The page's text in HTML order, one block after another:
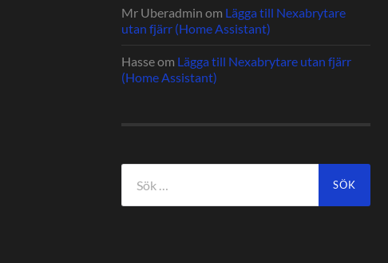
Mr Uberadmin om Lägga till Nexabrytare
utan fjärr (Home Assistant)
Hasseom Lägga till Nexabrytare utan fjärr
(Home Assistant)
efter: